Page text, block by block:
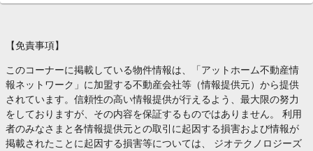
【免責事項】
このコーナーに掲載している物件情報は、「アットホーム不動産情
報ネットワーク」に加盟する不動産会社等（情報提供元）から提供
されています。信頼性の高い情報提供が行えるよう、最大限の努力
をしておりますが、その内容を保証するものではありません。 利用
者のみなさまと各情報提供元との取引に起因する損害および情報が
掲載されたことに起因する損害等については、 ジオテクノロジーズ